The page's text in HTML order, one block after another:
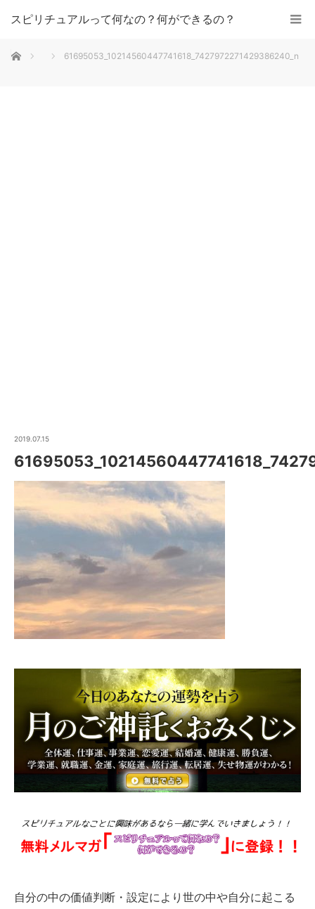
スピリチュアルって何なの？何ができるの？
ホーム 61695053_10214560447741618_7427972271429386240_n
2019.07.15
自分の中の価値判断・設定により世の中や自分に起こる